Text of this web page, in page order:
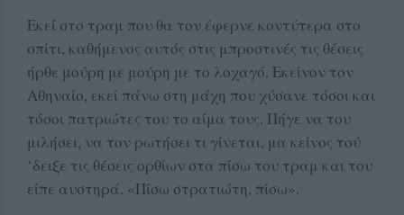
Εκεί στο τραμ που θα τον έφερνε κοντύτερα στο
σπίτι, καθήμενος αυτός στις μπροστινές τις θέσεις
ήρθε μούρη με μούρη με το λοχαγό. Εκείνον τον
Αθηναίο, εκεί πάνω στη μάχη που χύσανε τόσοι και
τόσοι πατριώτες του το αίμα τους. Πήγε να του
μιλήσει, να τον ρωτήσει τι γίνεται, μα κείνος τού
‘δειξε τις θέσεις ορθίων στα πίσω του τραμ και του
είπε αυστηρά. «Πίσω στρατιώτη, πίσω».